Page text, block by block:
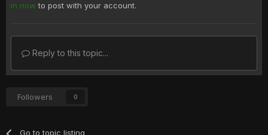
in now to post with your account.
Reply to this topic...
Followers 0
Go to topic listing